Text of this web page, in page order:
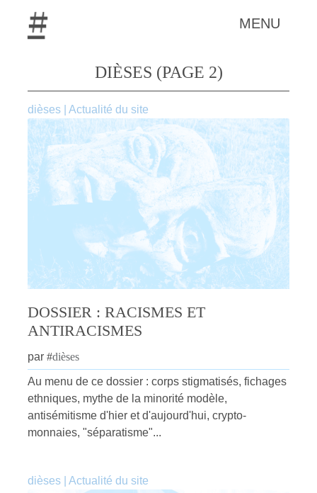
MENU
DIÈSES (PAGE 2)
dièses Actualité du site
DOSSIER : RACISMES ET
ANTIRACISMES
par #dièses
Au menu de ce dossier : corps stigmatisés, fichages
ethniques, mythe de la minorité modèle,
antisémitisme d'hier et d'aujourd'hui, crypto-
monnaies, "séparatisme"...
dièses Actualité du site